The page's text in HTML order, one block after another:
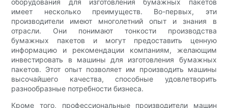
оборудования для изготовления бумажных пакетов
имеет несколько преимуществ. Во-первых, эти
производители имеют многолетний опыт и знания в
отрасли. Они понимают тонкости производства
бумажных пакетов и могут предоставить ценную
информацию и рекомендации компаниям, желающим
инвестировать в машины для изготовления бумажных
пакетов. Этот опыт позволяет им производить машины
высочайшего качества, способные удовлетворить
разнообразные потребности бизнеса.
Кроме того, профессиональные производители машин